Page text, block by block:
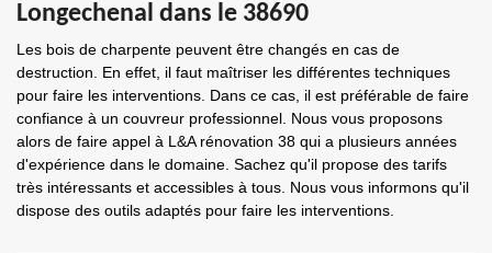
Longechenal dans le 38690
Les bois de charpente peuvent être changés en cas de
destruction. En effet, il faut maîtriser les différentes techniques
pour faire les interventions. Dans ce cas, il est préférable de faire
confiance à un couvreur professionnel. Nous vous proposons
alors de faire appel à L&A rénovation 38 qui a plusieurs années
d'expérience dans le domaine. Sachez qu'il propose des tarifs
très intéressants et accessibles à tous. Nous vous informons qu'il
dispose des outils adaptés pour faire les interventions.